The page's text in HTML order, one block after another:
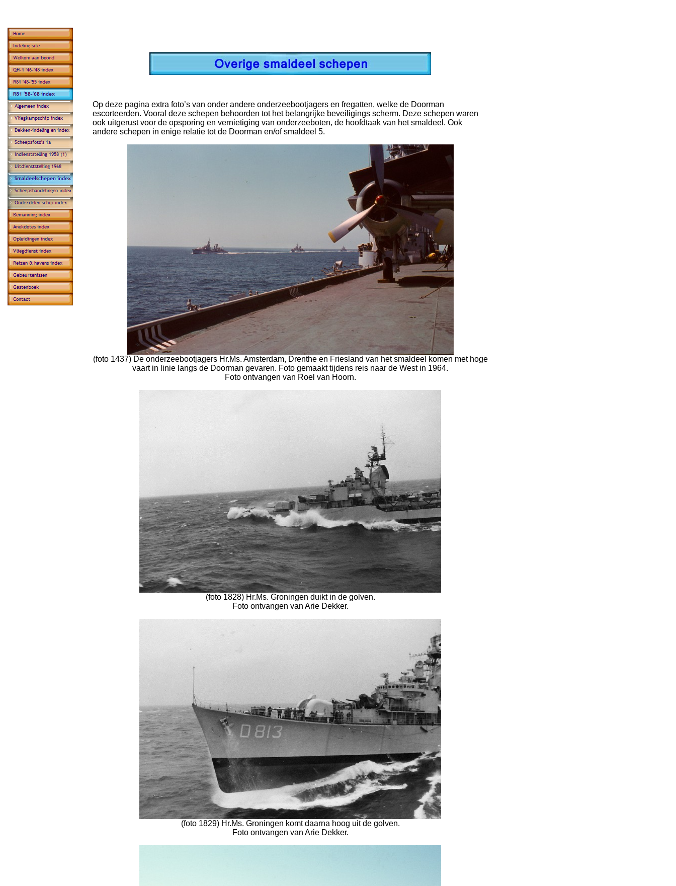
Op deze pagina extra foto’s van onder andere onderzeebootjagers en fregatten, welke de Doorman
escorteerden. Vooral deze schepen behoorden tot het belangrijke beveiligings scherm. Deze schepen waren
ook uitgerust voor de opsporing en vernietiging van onderzeeboten, de hoofdtaak van het smaldeel. Ook
andere schepen in enige relatie tot de Doorman en/of smaldeel 5.
(foto 1437) De onderzeebootjagers Hr.Ms. Amsterdam, Drenthe en Friesland van het smaldeel komen met hoge
vaart in linie langs de Doorman gevaren. Foto gemaakt tijdens reis naar de West in 1964.
Foto ontvangen van Roel van Hoorn.
(foto 1828) Hr.Ms. Groningen duikt in de golven.
Foto ontvangen van Arie Dekker.
(foto 1829) Hr.Ms. Groningen komt daarna hoog uit de golven.
Foto ontvangen van Arie Dekker.